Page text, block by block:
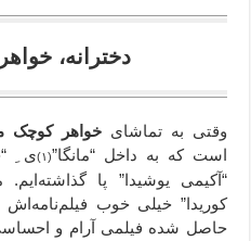
دخترانه،
وقتی به تماشایخواهر کوچک
است که به داخل “مانگا”(۱)
ی
“آکیمی یوشیدا” پا گذاشته‌ایم.
کوریدا” خیلی خوب
حاصل شده فیلمی آرام و احساسی